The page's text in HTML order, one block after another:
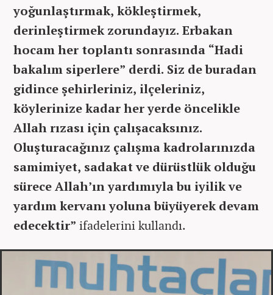
yoğunlaştırmak, kökleştirmek,
derinleştirmek zorundayız. Erbakan
hocam her toplantı sonrasında “Hadi
bakalım siperlere” derdi. Siz de buradan
gidince şehirleriniz, ilçeleriniz,
köylerinize kadar her yerde öncelikle
Allah rızası için çalışacaksınız.
Oluşturacağınız çalışma kadrolarınızda
samimiyet, sadakat ve dürüstlük olduğu
sürece Allah’ın yardımıyla bu iyilik ve
yardım kervanı yoluna büyüyerek devam
edecektir” ifadelerini kullandı.